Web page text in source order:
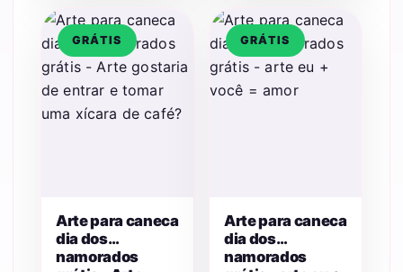
GRÁTIS
Arte para caneca
dia dos
namorados
GRÁTIS
Arte para caneca
dia dos
namorados